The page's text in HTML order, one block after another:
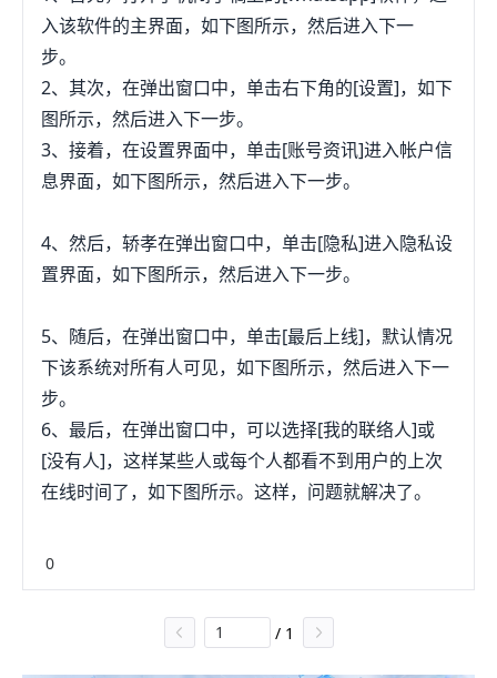
入该软件的主界面，如下图所示，然后进入下一
步。
2、其次，在弹出窗口中，单击右下角的[设置]，如下
图所示，然后进入下一步。
3、接着，在设置界面中，单击[账号资讯]进入帐户信
息界面，如下图所示，然后进入下一步。
4、然后，轿孝在弹出窗口中，单击[隐私]进入隐私设
置界面，如下图所示，然后进入下一步。
5、随后，在弹出窗口中，单击[最后上线]，默认情况
下该系统对所有人可见，如下图所示，然后进入下一
步。
6、最后，在弹出窗口中，可以选择[我的联络人]或
[没有人]，这样某些人或每个人都看不到用户的上次
在线时间了，如下图所示。这样，问题就解决了。
0
/ 1